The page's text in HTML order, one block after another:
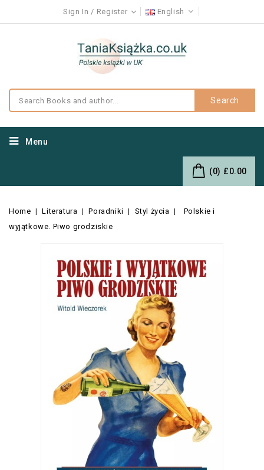
Sign In Register English
Search
Menu
(0) £0.00
Home Literatura Poradniki Styl życia
Polskie i
wyjątkowe. Piwo grodziskie